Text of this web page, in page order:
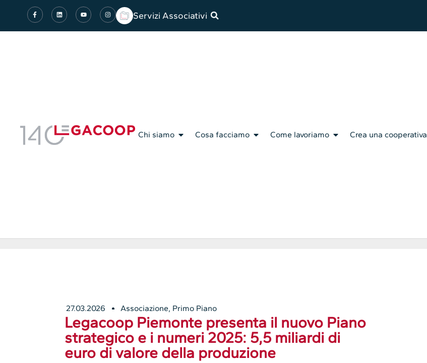
Servizi Associativi
Chi siamo Cosa facciamo Come lavoriamo Crea una cooperativa
27.03.2026 Associazione, Primo Piano
Legacoop Piemonte presenta il nuovo Piano
strategico e i numeri 2025: 5,5 miliardi di
euro di valore della produzione